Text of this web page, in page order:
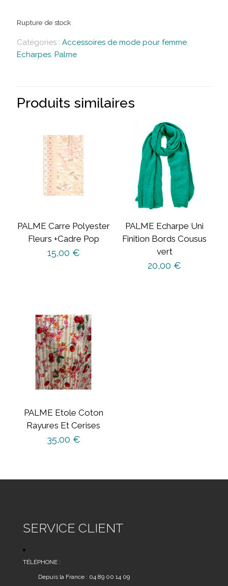
Rupture de stock
Catégories : Accessoires de mode pour femme
Echarpes Palme
Produits similaires
PALME Carre Polyester
Fleurs +Cadre Pop
15,00 €
PALME Echarpe Uni
Finition Bords Cousus
vert
20,00 €
PALME Etole Coton
Rayures Et Cerises
35,00 €
SERVICE CLIENT
TÉLÉPHONE :
Depuis la France : 04 89 00 14 09